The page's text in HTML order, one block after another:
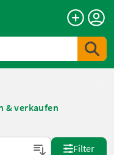
& verkaufen
Filter